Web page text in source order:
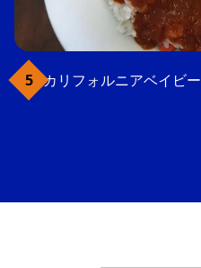
カリフォルニアベイビー